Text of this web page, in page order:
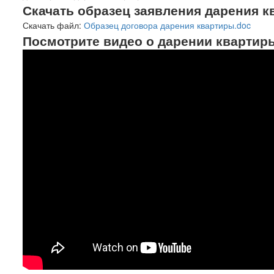
Скачать образец заявления дарения
Скачать файл: Образец договора дарения квартиры.doc
Посмотрите видео о дарении